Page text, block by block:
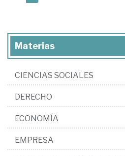
Materias
CIENCIAS SOCIALES
DERECHO
ECONOMÍA
EMPRESA